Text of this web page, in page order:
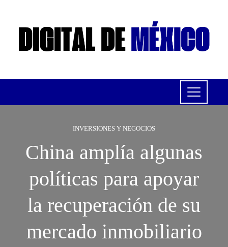
INVERSIONES Y NEGOCIOS
China amplía algunas
políticas para apoyar
la recuperación de su
mercado inmobiliario